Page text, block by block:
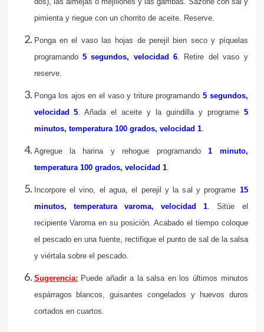
pimienta y riegue con un chorrito de aceite. Reserve.
Ponga en el vaso las hojas de perejil bien seco y píquelas
programando 5 segundos, velocidad 6. Retire del vaso y
reserve.
Ponga los ajos en el vaso y triture programando 5 segundos,
velocidad 5. Añada el aceite y la guindilla y programe 5
minutos, temperatura 100 grados, velocidad 1.
Agregue la harina y rehogue programando1 minuto,
temperatura 100 grados, velocidad 1.
Incorpore el vino, el agua, el perejil y la sal y programe 15
minutos, temperatura varoma, velocidad 1. Sitúe el
recipiente Varoma en su posición. Acabado el tiempo coloque
el pescado en una fuente, rectifique el punto de sal de la salsa
y viértala sobre el pescado.
Sugerencia: Puede añadir a la salsa en los últimos minutos
espárragos blancos, guisantes congelados y huevos duros
cortados en cuartos.